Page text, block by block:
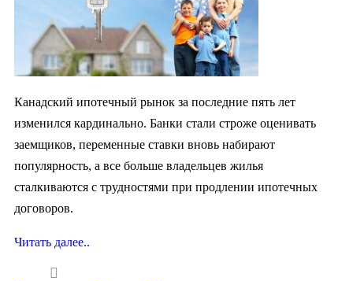
Канадский ипотечный рынок за последние пять лет
изменился кардинально. Банки стали строже оценивать
заемщиков, переменные ставки вновь набирают
популярность, а все больше владельцев жилья
сталкиваются с трудностями при продлении ипотечных
договоров.
Читать далее..